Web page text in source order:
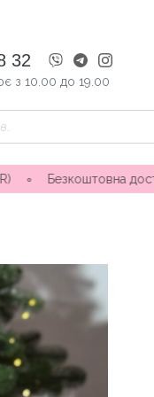
32
з 10.00 до 19.00
доставка від